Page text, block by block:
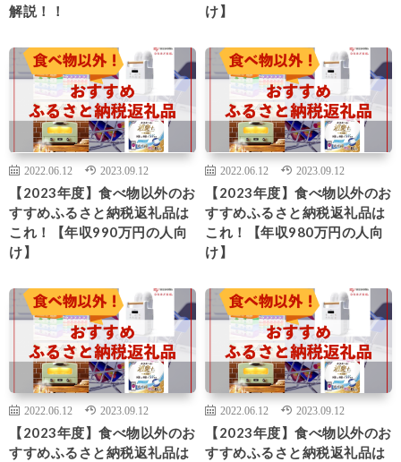
解説！！
け】
2022.06.12 2023.09.12
【2023年度】食べ物以外のお
すすめふるさと納税返礼品は
これ！【年収990万円の人向
け】
2022.06.12 2023.09.12
【2023年度】食べ物以外のお
すすめふるさと納税返礼品は
これ！【年収980万円の人向
け】
2022.06.12 2023.09.12
【2023年度】食べ物以外のお
すすめふるさと納税返礼品は
2022.06.12 2023.09.12
【2023年度】食べ物以外のお
すすめふるさと納税返礼品は